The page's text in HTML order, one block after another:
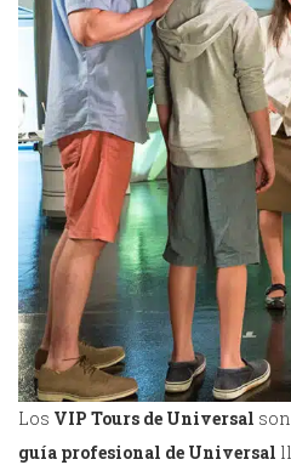
Los VIP Tours de Universal
guía profesional de Universal